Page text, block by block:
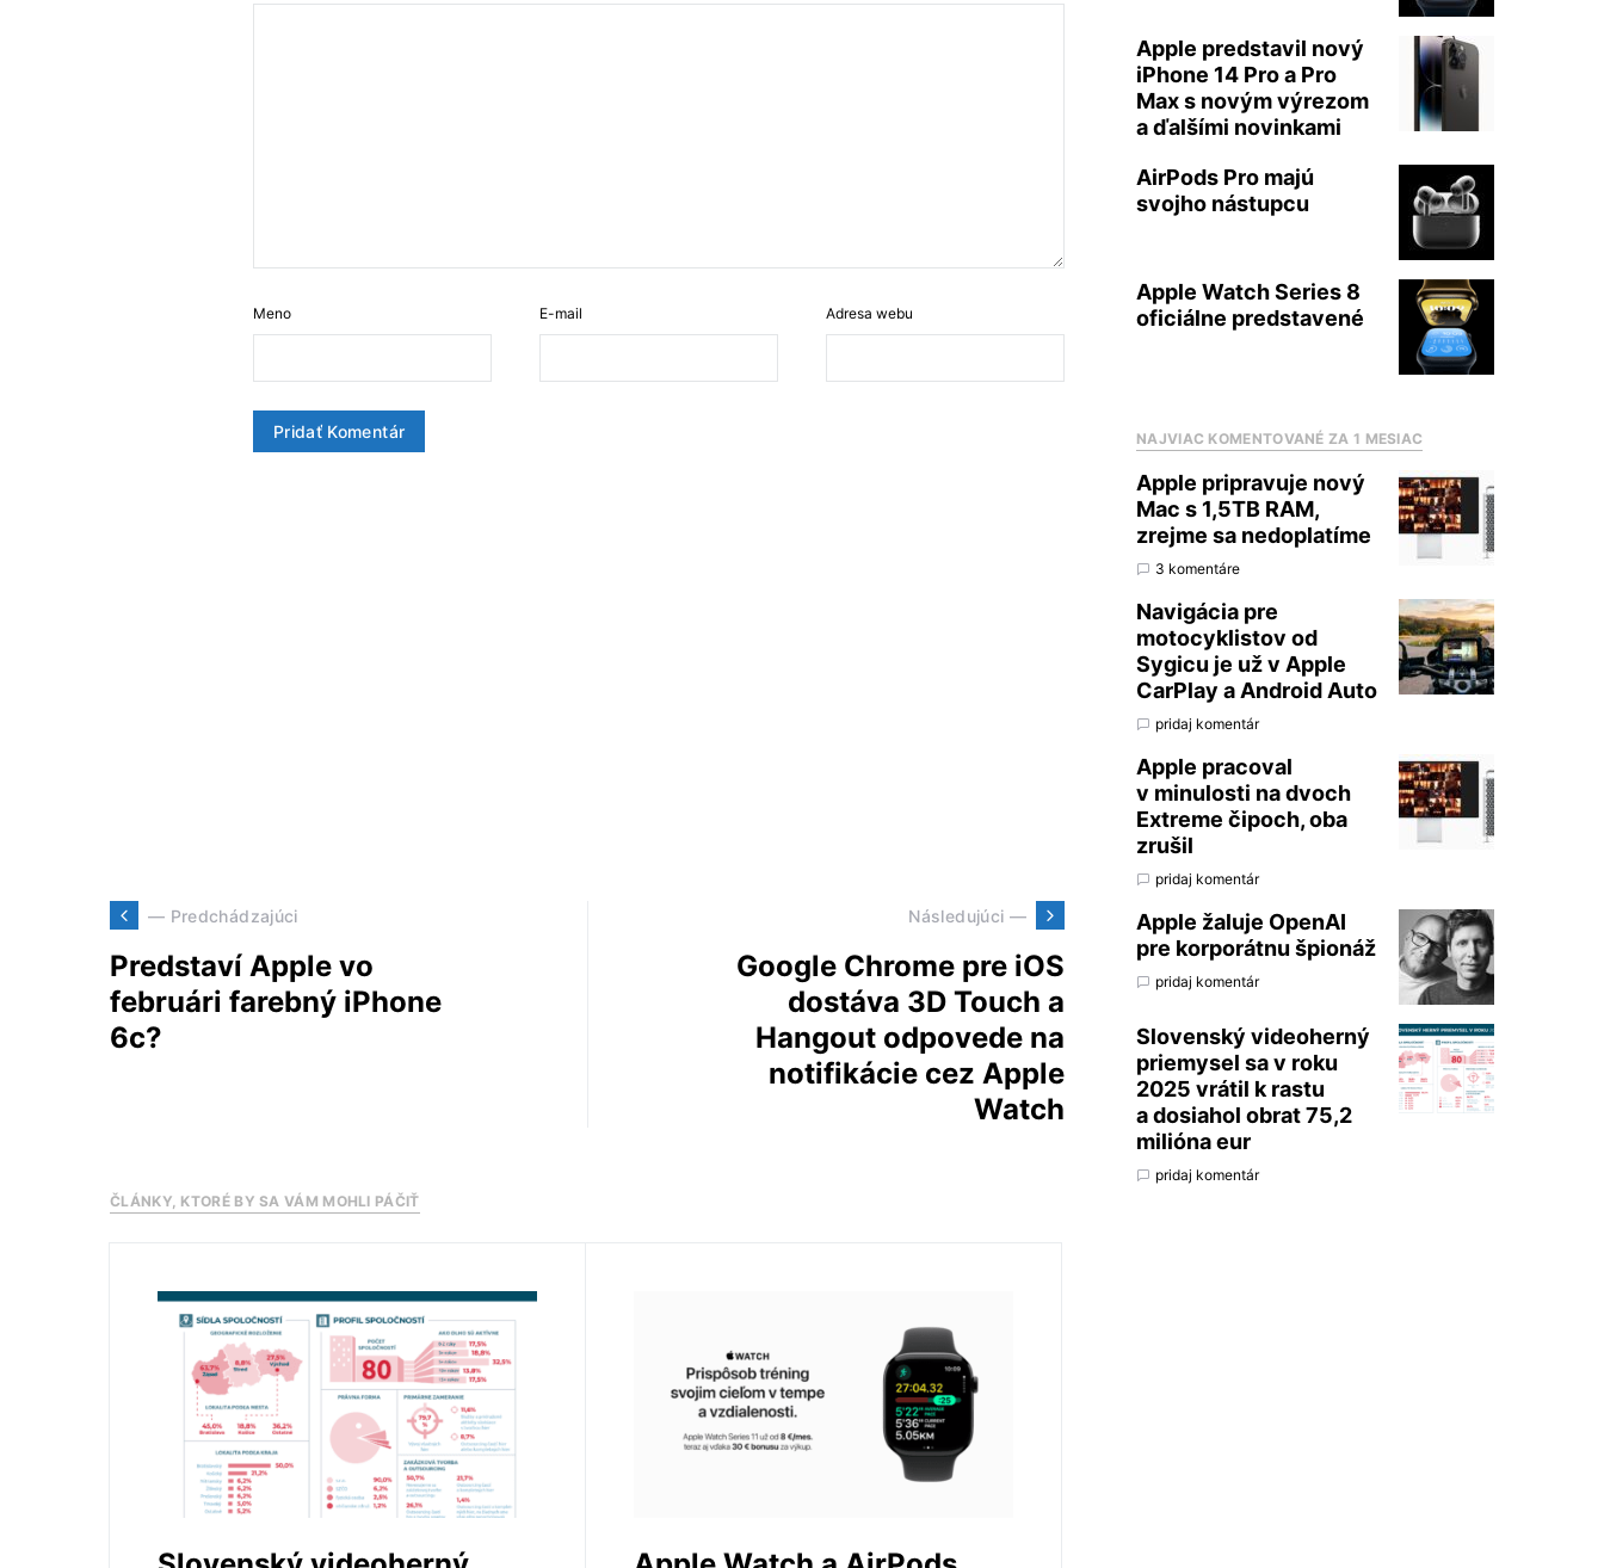
Meno E-mail Adresa webu
— Predchádzajúci
Predstaví Apple vo
februári farebný iPhone
6c?
Následujúci —
Google Chrome pre iOS
dostáva 3D Touch a
Hangout odpovede na
notifikácie cez Apple
Watch
ČLÁNKY, KTORÉ BY SA VÁM MOHLI PÁČIŤ
Apple predstavil nový
iPhone 14 Pro a Pro
Max s novým výrezom
a ďalšími novinkami
AirPods Pro majú
svojho nástupcu
Apple Watch Series 8
oficiálne predstavené
NAJVIAC KOMENTOVANÉ ZA 1 MESIAC
Apple pripravuje nový
Mac s 1,5TB RAM,
zrejme sa nedoplatíme
3 komentáre
Navigácia pre
motocyklistov od
Sygicu je už v Apple
CarPlay a Android Auto
pridaj komentár
Apple pracoval
v minulosti na dvoch
Extreme čipoch, oba
zrušil
pridaj komentár
Apple žaluje OpenAI
pre korporátnu špionáž
pridaj komentár
Slovenský videoherný
priemysel sa v roku
2025 vrátil k rastu
a dosiahol obrat 75,2
milióna eur
pridaj komentár